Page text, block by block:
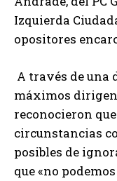
Izquierda
opositores
A través de una
máximos
reconocieron
circunstancias
posibles de
que «no